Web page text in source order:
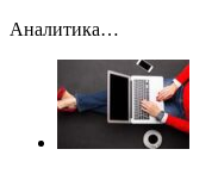
Аналитика…